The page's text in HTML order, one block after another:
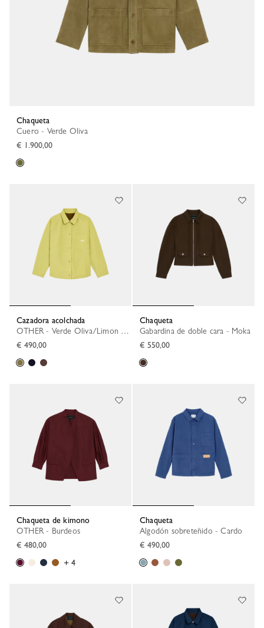
Chaqueta
Cuero - Verde Oliva
€ 1.900,00
Cazadora acolchada
OTHER - Verde Oliva/Limon Verde
€ 490,00
Chaqueta
Gabardina de doble cara - Moka
€ 550,00
Chaqueta de kimono
OTHER - Burdeos
€ 480,00
+ 4
Chaqueta
Algodón sobreteñido - Cardo
€ 490,00